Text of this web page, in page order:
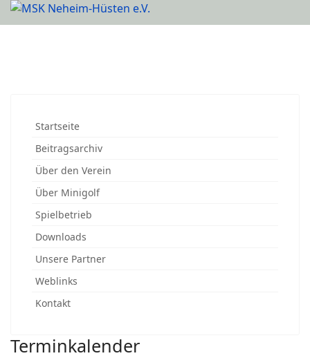
Startseite
Beitragsarchiv
Über den Verein
Über Minigolf
Spielbetrieb
Downloads
Unsere Partner
Weblinks
Kontakt
Terminkalender